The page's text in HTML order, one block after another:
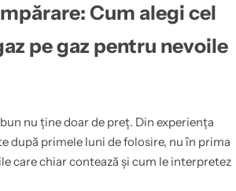
Cum alegi cel
pe gaz pentru nevoile
nu ține doar de preț. Din experiența
după primele luni de folosire, nu în prima
care chiar contează și cum le interpretez